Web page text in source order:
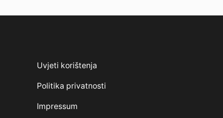
Uvjeti korištenja
Politika privatnosti
Impressum